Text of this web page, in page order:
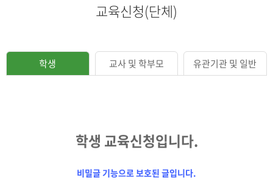
교육신청(단체)
학생 교사 및 학부모 유관기관 및 일반
학생 교육신청입니다.
비밀글 기능으로 보호된 글입니다.